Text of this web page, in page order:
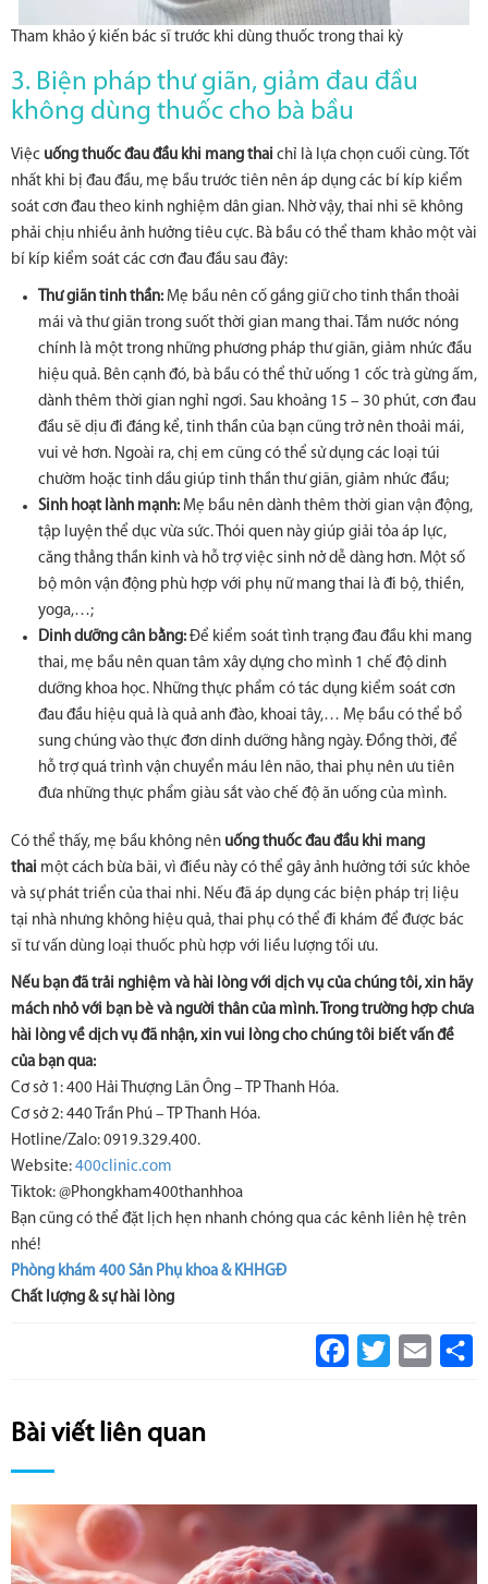
Tham khảo ý kiến bác sĩ trước khi dùng thuốc trong thai kỳ
3. Biện pháp thư giãn, giảm đau đầu
không dùng thuốc cho bà bầu
Việc uống thuốc đau đầu khi mang thai chỉ là lựa chọn cuối cùng. Tốt
nhất khi bị đau đầu, mẹ bầu trước tiên nên áp dụng các bí kíp kiểm
soát cơn đau theo kinh nghiệm dân gian. Nhờ vậy, thai nhi sẽ không
phải chịu nhiều ảnh hưởng tiêu cực. Bà bầu có thể tham khảo một vài
bí kíp kiểm soát các cơn đau đầu sau đây:
Thư giãn tinh thần: Mẹ bầu nên cố gắng giữ cho tinh thần thoải
mái và thư giãn trong suốt thời gian mang thai. Tắm nước nóng
chính là một trong những phương pháp thư giãn, giảm nhức đầu
hiệu quả. Bên cạnh đó, bà bầu có thể thử uống 1 cốc trà gừng ấm,
dành thêm thời gian nghỉ ngơi. Sau khoảng 15 – 30 phút, cơn đau
đầu sẽ dịu đi đáng kể, tinh thần của bạn cũng trở nên thoải mái,
vui vẻ hơn. Ngoài ra, chị em cũng có thể sử dụng các loại túi
chườm hoặc tinh dầu giúp tinh thần thư giãn, giảm nhức đầu;
Sinh hoạt lành mạnh: Mẹ bầu nên dành thêm thời gian vận động,
tập luyện thể dục vừa sức. Thói quen này giúp giải tỏa áp lực,
căng thẳng thần kinh và hỗ trợ việc sinh nở dễ dàng hơn. Một số
bộ môn vận động phù hợp với phụ nữ mang thai là đi bộ, thiền,
yoga,…;
Dinh dưỡng cân bằng: Để kiểm soát tình trạng đau đầu khi mang
thai, mẹ bầu nên quan tâm xây dựng cho mình 1 chế độ dinh
dưỡng khoa học. Những thực phẩm có tác dụng kiểm soát cơn
đau đầu hiệu quả là quả anh đào, khoai tây,… Mẹ bầu có thể bổ
sung chúng vào thực đơn dinh dưỡng hằng ngày. Đồng thời, để
hỗ trợ quá trình vận chuyển máu lên não, thai phụ nên ưu tiên
đưa những thực phẩm giàu sắt vào chế độ ăn uống của mình.
Có thể thấy, mẹ bầu không nên uống thuốc đau đầu khi mang
thai một cách bừa bãi, vì điều này có thể gây ảnh hưởng tới sức khỏe
và sự phát triển của thai nhi. Nếu đã áp dụng các biện pháp trị liệu
tại nhà nhưng không hiệu quả, thai phụ có thể đi khám để được bác
sĩ tư vấn dùng loại thuốc phù hợp với liều lượng tối ưu.
Nếu bạn đã trải nghiệm và hài lòng với dịch vụ của chúng tôi, xin hãy
mách nhỏ với bạn bè và người thân của mình. Trong trường hợp chưa
hài lòng về dịch vụ đã nhận, xin vui lòng cho chúng tôi biết vấn đề
của bạn qua:
Cơ sở 1: 400 Hải Thượng Lãn Ông – TP Thanh Hóa.
Cơ sở 2: 440 Trần Phú – TP Thanh Hóa.
Hotline/Zalo: 0919.329.400.
Website: 400clinic.com
Tiktok: @Phongkham400thanhhoa
Bạn cũng có thể đặt lịch hẹn nhanh chóng qua các kênh liên hệ trên
nhé!
Phòng khám 400 Sản Phụ khoa & KHHGĐ
Chất lượng & sự hài lòng
Facebook
Twitter Email
Bài viết liên quan